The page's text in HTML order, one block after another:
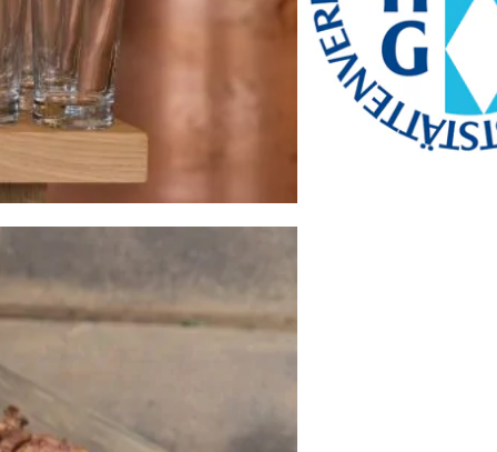
bayerischekueche@btg-
service.de
www.btg-service.de